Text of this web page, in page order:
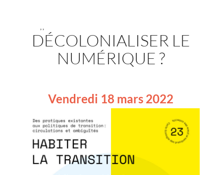
,,
DÉCOLONIALISER LE
NUMÉRIQUE ?
Vendredi 18 mars 2022